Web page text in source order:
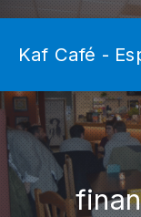
Kaf Café -